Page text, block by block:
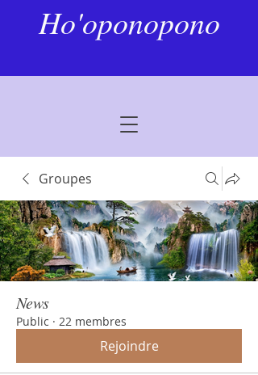
Ho'oponopono
Groupes
News
Public · 22 membres
Rejoindre